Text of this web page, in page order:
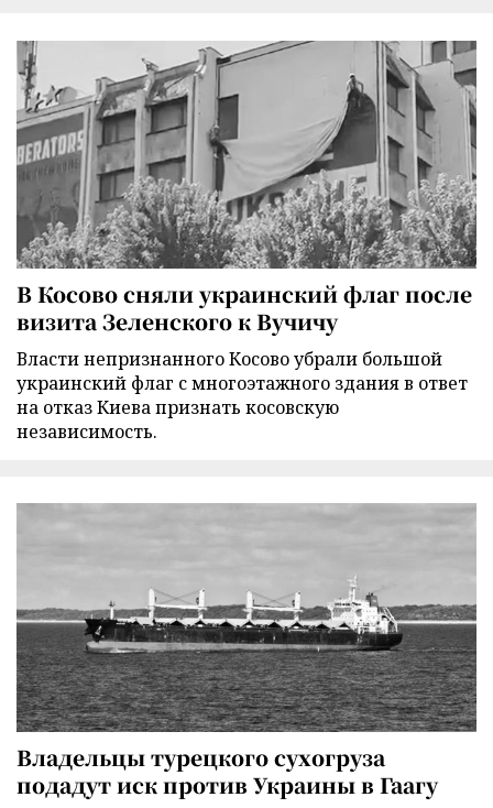
В Косово сняли украинский флаг после
визита Зеленского к Вучичу
Власти непризнанного Косово убрали большой
украинский флаг с многоэтажного здания в ответ
на отказ Киева признать косовскую
независимость.
Владельцы турецкого сухогруза
подадут иск против Украины в Гаагу